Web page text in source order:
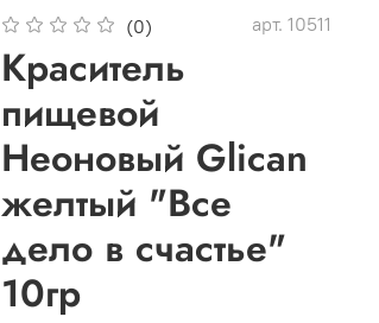
(0) арт. 10511
Краситель
пищевой
Неоновый Glican
желтый "Все
дело в счастье"
10гр